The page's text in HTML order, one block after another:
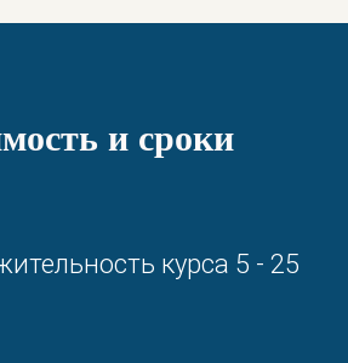
и сроки
курса 5 - 25